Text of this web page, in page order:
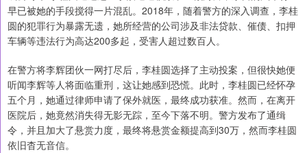
早已被她的手段搅得一片混乱。2018年，随着警方的深入调查，李桂
圆的犯罪行为暴露无遗，她所经营的公司涉及非法贷款、催债、扣押
车辆等违法行为高达200多起，受害人超过数百人。
在警方将李辉团伙一网打尽后，李桂圆选择了主动投案，但很快她便
听闻李辉等人将面临重刑，这让她感到恐慌。此时，李桂圆已经怀孕
五个月，她通过律师申请了保外就医，最终成功获准。然而，在离开
医院后，她竟然消失得无影无踪，至今下落不明。警方发布了通缉
令，并且加大了悬赏力度，最终将悬赏金额提高到30万，然而李桂圆
依旧杳无音信。